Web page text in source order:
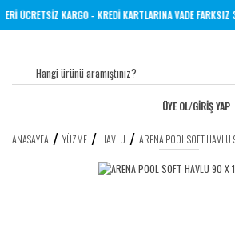
ÜZERİ ÜCRETSİZ KARGO - KREDİ KARTLARINA VADE
ÜYE OL/GİRİŞ YAP
ANASAYFA YÜZME HAVLU ARENA POOL SOFT